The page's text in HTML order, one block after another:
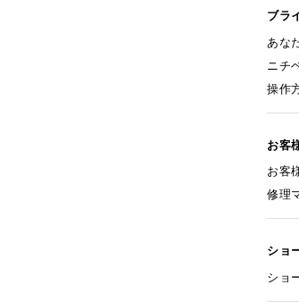
ブラ
あな
ニチ
操作
お客
お客
修理
ショ
ショ